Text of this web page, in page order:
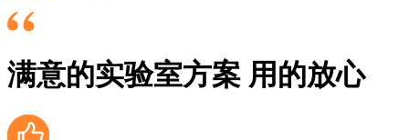
满意的实验室方案 用的放心